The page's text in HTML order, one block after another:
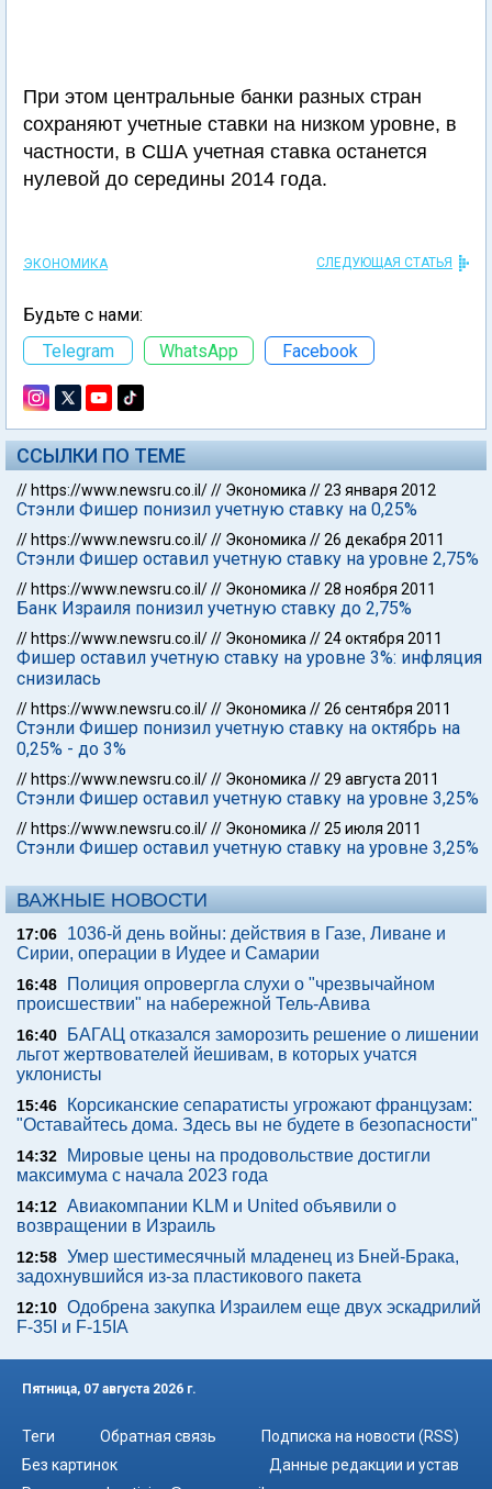
При этом центральные банки разных стран
сохраняют учетные ставки на низком уровне, в
частности, в США учетная ставка останется
нулевой до середины 2014 года.
ЭКОНОМИКА СЛЕДУЮЩАЯ СТАТЬЯ
Будьте с нами:
Telegram
WhatsApp Facebook
ССЫЛКИ ПО ТЕМЕ
// https://www.newsru.co.il/// Экономика //23 января 2012
Стэнли Фишер понизил учетную ставку на 0,25%
// https://www.newsru.co.il/// Экономика //26 декабря 2011
Стэнли Фишер оставил учетную ставку на уровне 2,75%
// https://www.newsru.co.il/// Экономика //28 ноября 2011
Банк Израиля понизил учетную ставку до 2,75%
// https://www.newsru.co.il/// Экономика //24 октября 2011
Фишер оставил учетную ставку на уровне 3%: инфляция
снизилась
// https://www.newsru.co.il/// Экономика //26 сентября 2011
Стэнли Фишер понизил учетную ставку на октябрь на
0,25% - до 3%
// https://www.newsru.co.il/// Экономика //29 августа 2011
Стэнли Фишер оставил учетную ставку на уровне 3,25%
// https://www.newsru.co.il/// Экономика //25 июля 2011
Стэнли Фишер оставил учетную ставку на уровне 3,25%
ВАЖНЫЕ НОВОСТИ
17:06
1036-й день войны: действия в Газе, Ливане и
Сирии, операции в Иудее и Самарии
16:48
Полиция опровергла слухи о "чрезвычайном
происшествии" на набережной Тель-Авива
16:40
БАГАЦ отказался заморозить решение о лишении
льгот жертвователей йешивам, в которых учатся
уклонисты
15:46
Корсиканские сепаратисты угрожают французам:
"Оставайтесь дома. Здесь вы не будете в безопасности"
14:32
Мировые цены на продовольствие достигли
максимума с начала 2023 года
14:12 Авиакомпании KLM и United объявили о
возвращении в Израиль
12:58 Умер шестимесячный младенец из Бней-Брака,
задохнувшийся из-за пластикового пакета
12:10 Одобрена закупка Израилем еще двух эскадрилий
F-35I и F-15IA
Пятница, 07 августа 2026 г.
Теги Обратная связь
Подписка на новости (RSS)
Без картинок
Данные редакции и устав